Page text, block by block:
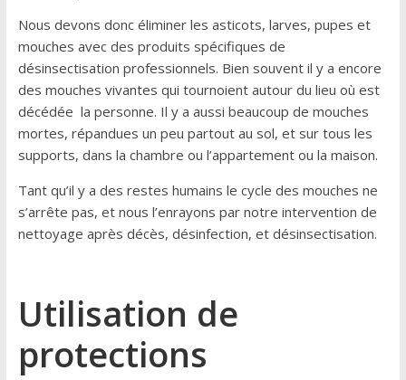
Nous devons donc éliminer les asticots, larves, pupes et
mouches avec des produits spécifiques de
désinsectisation professionnels. Bien souvent il y a encore
des mouches vivantes qui tournoient autour du lieu où est
décédée la personne. Il y a aussi beaucoup de mouches
mortes, répandues un peu partout au sol, et sur tous les
supports, dans la chambre ou l’appartement ou la maison.
Tant qu’il y a des restes humains le cycle des mouches ne
s’arrête pas, et nous l’enrayons par notre intervention de
nettoyage après décès, désinfection, et désinsectisation.
Utilisation de
protections